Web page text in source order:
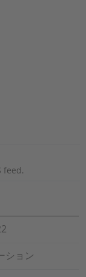
feed.
ション